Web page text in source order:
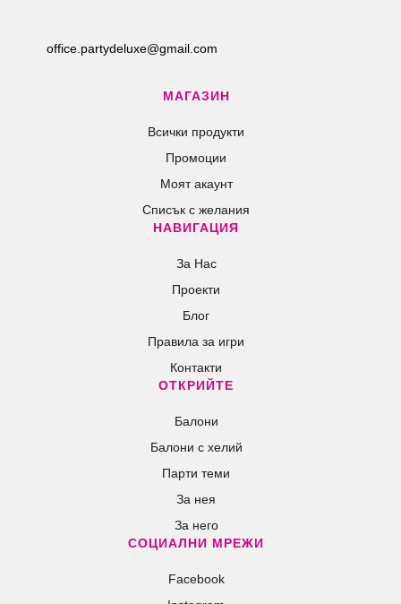
office.partydeluxe@gmail.com
МАГАЗИН
Всички продукти
Промоции
Моят акаунт
Списък с желания
НАВИГАЦИЯ
За Нас
Проекти
Блог
Правила за игри
Контакти
ОТКРИЙТЕ
Балони
Балони c хелий
Парти теми
За нея
За него
СОЦИАЛНИ МРЕЖИ
Facebook